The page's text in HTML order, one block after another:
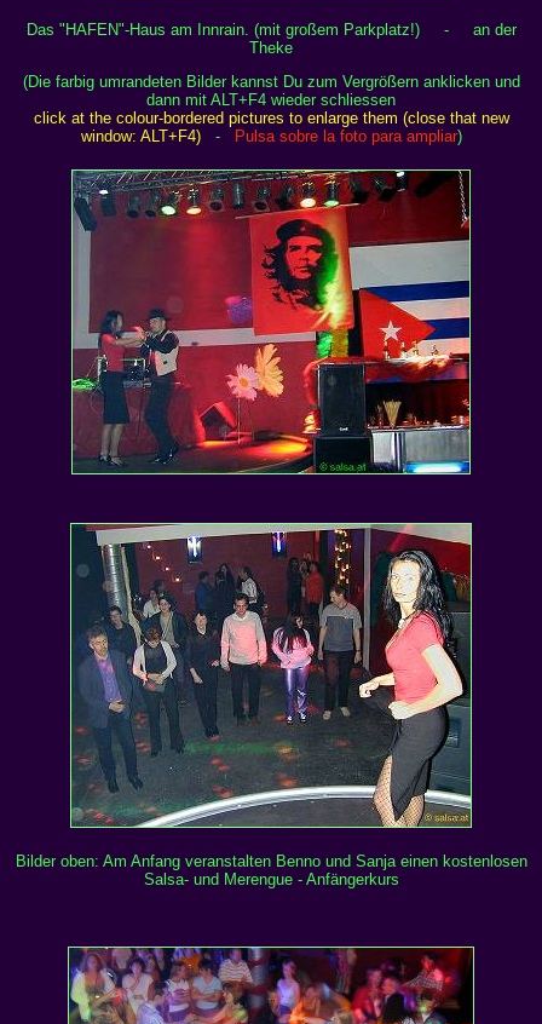
Das "HAFEN"-Haus am Innrain. (mit großem Parkplatz!) - an der
Theke
(Die farbig umrandeten Bilder kannst Du zum Vergrößern anklicken und
dann mit ALT+F4 wieder schliessen
click at the colour-bordered pictures to enlarge them (close that new
window: ALT+F4)
- Pulsa sobre la foto para ampliar)
Bilder oben: Am Anfang veranstalten Benno und Sanja einen kostenlosen
Salsa- und Merengue - Anfängerkurs